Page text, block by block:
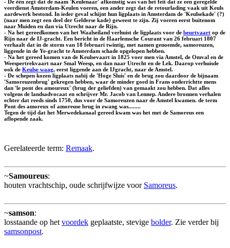
- De één zegt dat de naam 'Keulenaar' afkomstig was van het feit dat ze een geregelde
veerdienst Amsterdam-Keulen voeren, een ander zegt dat de retourlading vaak uit Keuls
aardewerk bestond. In ieder geval schijnt hun ligplaats in Amsterdam de 'Keulsekade' (?)
(naar men zegt een deel der Gelderse kade) geweest te zijn. Zij voeren eerst buitenom
naar Muiden en dan via Utrecht naar de Rijn.
- Na het gereedkomen van het Waalseiland verhuist de ligplaats voor de beurtvaart op de
Rijn naar de IJ-gracht. Een bericht in de Haarlemsche Courant van 26 februari 1807
verhaalt dat in de storm van 18 februari twintig, met namen genoemde, samoreuzen,
liggende in de Ye-gracht te Amsterdam schade opgelopen hebben.
- Na het gereed komen van de Keulsevaart in 1825 voer men via Amstel, de Omval en de
Weespertrekvaart naar Smal Weesp, en dan naar Utrecht en de Lek. Daarop verhuisde
ook de Keulse waag, eerst liggende aan de IJgracht, naar de Amstel.
- De schepen kozen ligplaats nabij de 'Hoge Sluis' en de brug zou daardoor de bijnaam
'Samoreuzenbrug' gekregen hebben, waar de minder goed in Frans onderrichtte mens
dan 'le pont des amoureux' (brug der geliefden) van gemaakt zou hebben. Dat alles
volgens de landsadvocaat en schrijver Mr. Jacob van Lennep. Andere bronnen verhalen
echter dat reeds sinds 1750, dus voor de Samoreuzen naar de Amstel kwamen. de term
Pont des amoreux of amoreuse brug in zwang was........
Tegen de tijd dat het Merwedekanaal gereed kwam was het met de Samoreus een
aflopende zaak.
Gerelateerde term: Remaak.
~Samoureus:
houten vrachtschip, oude schrijfwijze voor Samoreus.
~samson:
losstaande op het voordek geplaatste, stevige bolder. Zie verder bij
samsonpost.